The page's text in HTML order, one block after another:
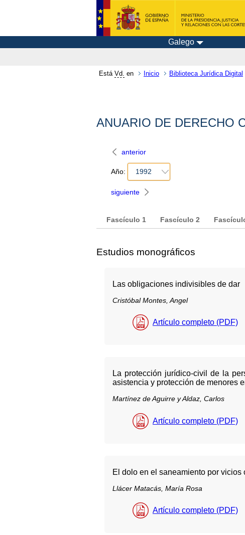
Galego
Está Vd. en Inicio Biblioteca Jurídica Digital
ANUARIO DE DERECHO
anterior
Año: 1992
siguiente
Fascículo 1 Fascículo 2
Estudios monográficos
Las obligaciones indivisibles de dar
Cristóbal Montes, Angel
Artículo completo (PDF)
La protección jurídico-civil de la
asistencia y protección de menores
Martínez de Aguirre y Aldaz, Carlos
Artículo completo (PDF)
El dolo en el saneamiento por vicios
Llácer Matacás, María Rosa
Artículo completo (PDF)